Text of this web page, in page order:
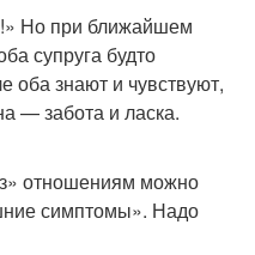
Но при ближайшем
супруга будто
оба знают и чувствуют,
— забота и ласка.
отношениям можно
симптомы». Надо